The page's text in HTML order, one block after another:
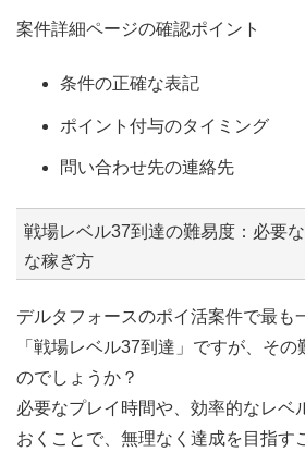
案件詳細ページの確認ポイント
条件の正確な表記
ポイント付与のタイミング
問い合わせ先の連絡先
戦場レベル37到達の難易度：必要
な稼ぎ方
デルタフォースのポイ活案件で最も
「戦場レベル37到達」ですが、そ
のでしょうか？
必要なプレイ時間や、効率的なレベ
おくことで、無理なく達成を目指す